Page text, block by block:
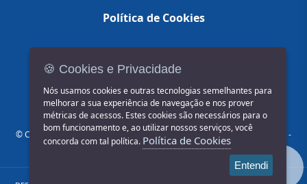
Política de Cookies
© COPYRIGHT 2026, Prefeitura Municipal de Jahu | Rua Paissandu, 444 -
Centro CEP: 17201-900
🍪 Cookies e Privacidade
Nós usamos cookies e outras tecnologias semelhantes para
melhorar a sua experiência de navegação e nos prover
métricas de acessos. Estes cookies são necessários para o
bom funcionamento e, ao utilizar nossos serviços, você
concorda com tal política. Política de Cookies
Entendi